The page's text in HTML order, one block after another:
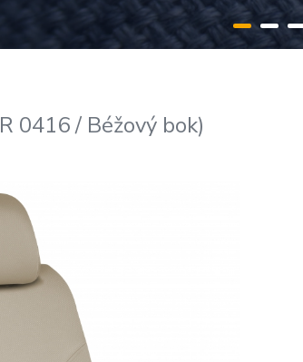
0416 / Béžový bok)